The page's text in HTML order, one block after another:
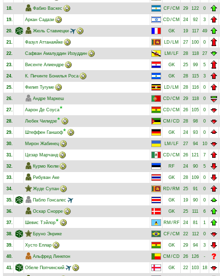
18. Фабио Васкес CF /CM 29 122 0
19. Аркан Садази CD /CM 24 92 3
20. Жюль Ставиецки GK 19 117 49
21. Фазул Аттанаяйке LD / LM 27 100 0
22. Сафван Амалуддин Иззуддин LM / LF 28 118 27
23. Висенте Алиендре GK 25 99 5
24. К. Пичинте Бонилья Роса GK 28 115 3
25. Филип Тугуме LD / LM 28 116 0
26. Андре Маркеш CD /CM 29 118 0
27. Аарон Де Соуса CD /CM 26 105 0
28. Любек Чилидзе CM /CD 28 98 0
29. Штеффен Ганшоф GK 24 93 0
30. Мирон Жабинец LM / LF 27 94 10
31. Цезар Марчанд CD /CM 26 121 7
32. Курмо Кюлм RF 24 90 5
33. Рибуван Аке GK 28 109 0
34. Жуде Супан RD / RM 25 91 0
35. Пабло Гонсалес GK 19 90 0
36. Оскар Снорре GK 25 111 6
37. Шевис Тэйлор RM / RF 24 81 1
38. Бруно Энрике CF /CM 22 112 0
39. Хусто Еллар GK 29 94 3
40. Альфред Линкпон CM /CD 26 126 -
41. Обеле Попчинский GK 22 103 18